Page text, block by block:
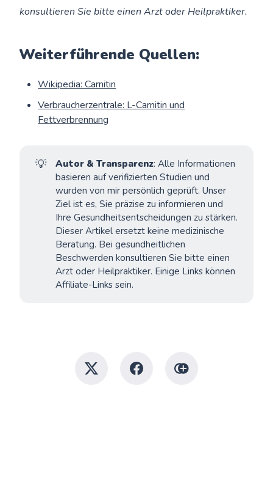
konsultieren Sie bitte einen Arzt oder Heilpraktiker.
Weiterführende Quellen:
Wikipedia: Carnitin
Verbraucherzentrale: L-Carnitin und
Fettverbrennung
💡 Autor & Transparenz: Alle Informationen
basieren auf verifizierten Studien und
wurden von mir persönlich geprüft. Unser
Ziel ist es, Sie präzise zu informieren und
Ihre Gesundheitsentscheidungen zu stärken.
Dieser Artikel ersetzt keine medizinische
Beratung. Bei gesundheitlichen
Beschwerden konsultieren Sie bitte einen
Arzt oder Heilpraktiker. Einige Links können
Affiliate-Links sein.